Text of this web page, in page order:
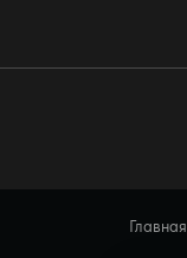
Главная